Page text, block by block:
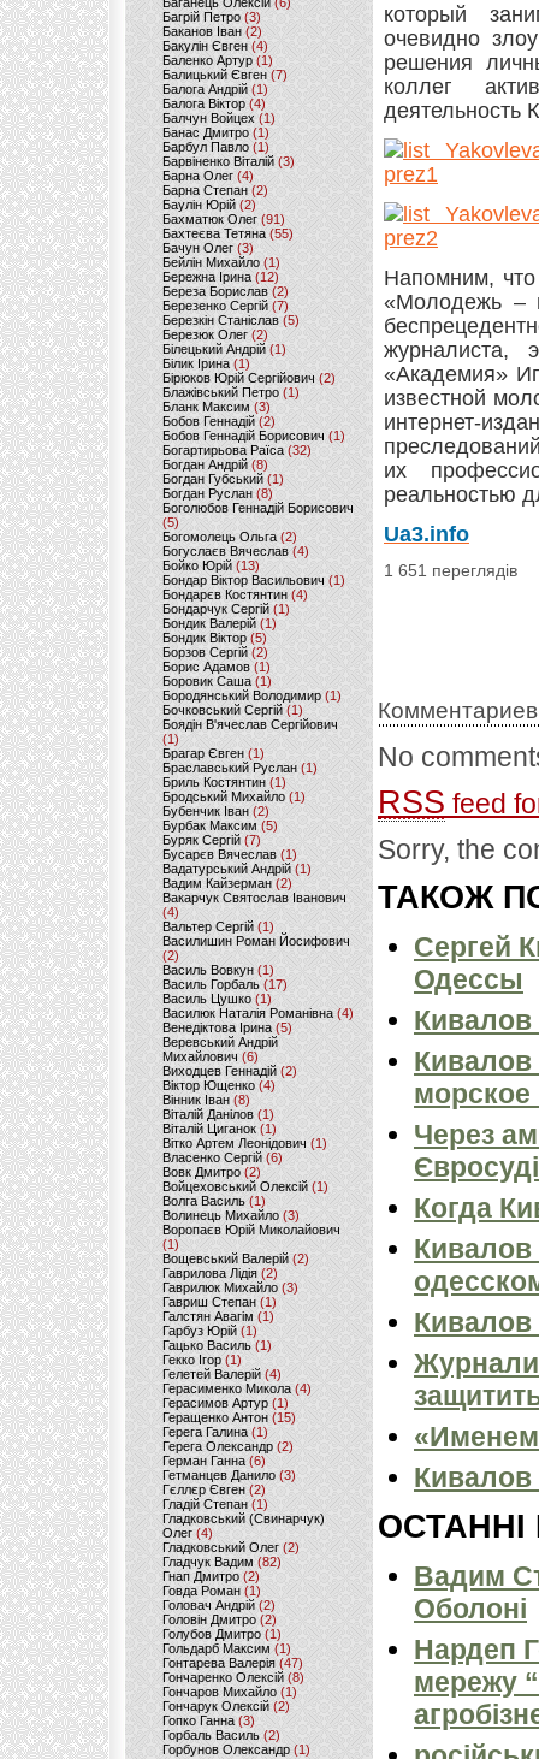
Багрій Петро (3)
Баканов Іван(2)
Бакулін Євген (4)
Баленко Артур(1)
Балицький Євген(7)
Балога Андрій (1)
Балога Віктор (4)
Балчун Войцех (1)
Банас Дмитро (1)
Барбул Павло(1)
Барвіненко Віталій(3)
Барна Олег (4)
Барна Степан (2)
Баулін Юрій (2)
Бахматюк Олег (91)
Бахтеєва Тетяна(55)
Бачун Олег (3)
Бейлін Михайло (1)
Бережна Ірина(12)
Береза Борислав(2)
Березенко Сергій (7)
Березкін Станіслав (5)
Березюк Олег(2)
Білецький Андрій (1)
Білик Ірина (1)
Бірюков Юрій Сергійович (2)
Блажівський Петро (1)
Бланк Максим(3)
Бобов Геннадій (2)
Бобов Геннадій Борисович (1)
Богартирьова Раїса (32)
Богдан Андрій(8)
Богдан Губський (1)
Богдан Руслан(8)
Боголюбов Геннадій Борисович
(5)
Богомолець Ольга (2)
Богуслаєв Вячеслав (4)
Бойко Юрій (13)
Бондар Віктор Васильович (1)
Бондарєв Костянтин (4)
Бондарчук Сергій(1)
Бондик Валерій (1)
Бондик Віктор(5)
Борзов Сергiй (2)
Борис Адамов(1)
Боровик Саша (1)
Бородянський Володимир (1)
Бочковський Сергій (1)
Боядін В'ячеслав Сергійович
(1)
Брагар Євген (1)
Браславський Руслан (1)
Бриль Костянтин (1)
Бродський Михайло (1)
Бубенчик Іван(2)
Бурбак Максим (5)
Буряк Сергій (7)
Бусарєв Вячеслав (1)
Вадатурський Андрій (1)
Вадим Кайзерман (2)
Вакарчук Святослав Іванович
(4)
Вальтер Сергій (1)
Василишин Роман Йосифович
(2)
Василь Вовкун (1)
Василь Горбаль (17)
Василь Цушко (1)
Василюк Наталія Романівна (4)
Венедіктова Ірина(5)
Веревський Андрій
Михайлович (6)
Виходцев Геннадій (2)
Віктор Ющенко (4)
Вінник Іван (8)
Віталій Данілов (1)
Віталій Циганок (1)
Вітко Артем Леонідович(1)
Власенко Сергій (6)
Вовк Дмитро(2)
Войцеховський Олексій(1)
Волга Василь (1)
Волинець Михайло (3)
Воропаєв Юрій Миколайович
(1)
Вощевський Валерій(2)
Гаврилова Лідія (2)
Гаврилюк Михайло (3)
Гавриш Степан (1)
Галстян Авагім (1)
Гарбуз Юрій (1)
Гацько Василь (1)
Гекко Ігор(1)
Гелетей Валерій (4)
Герасименко Микола (4)
Герасимов Артур (1)
Геращенко Антон(15)
Герега Галина (1)
Герега Олександр (2)
Герман Ганна (6)
Гетманцев Данило (3)
Гєллєр Євген (2)
Гладій Степан(1)
Гладковський (Свинарчук)
Олег (4)
Гладковський Олег (2)
Гладчук Вадим (82)
Гнап Дмитро (2)
Говда Роман(1)
Головач Андрій (2)
Головін Дмитро (2)
Голубов Дмитро (1)
Гольдарб Максим(1)
Гонтарева Валерія (47)
Гончаренко Олексій(8)
Гончаров Михайло (1)
Гончарук Олексій (2)
Гопко Ганна (3)
Горбаль Василь (2)
Горбунов Олександр (1)
который
очевидно
решения
коллег
деятельность
Напомним,
«Молодежь –
журналиста,
«Академия»
известной
интернет-
их
реальностью
Ua3.info
1 651 переглядів
No
RSS feed
Sorry, the
ТАКОЖ
Сергей
Одессы
Кивалов
морское
Через
Євросуді
Когда
Кивалов
Кивалов
Кивалов
ОСТАННІ
Вадим
Оболоні
Нардеп
мережу